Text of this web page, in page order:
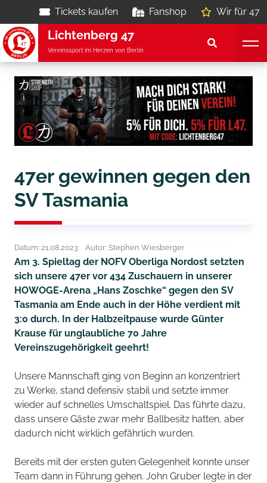
Tickets kaufen Fanshop Wir für 47
Lichtenberg 47
Vereinssport im Herzen von Berlin
47er gewinnen gegen den
SV Tasmania
Datum: 21.08.2023 Autor: Stephen Wiesberger
Am 3. Spieltag der NOFV Oberliga Nordost setzten
sich unsere 47er vor 434 Zuschauern in unserer
HOWOGE-Arena „Hans Zoschke“ gegen den SV
Tasmania am Ende auch in der Höhe verdient mit
3:0 durch. In der Halbzeitpause wurde Günter
Krause für unglaubliche 70 Jahre
Vereinszugehörigkeit geehrt!
Unsere Mannschaft ging von Beginn an konzentriert
zu Werke, stand defensiv stabil und setzte immer
wieder auf schnelles Umschaltspiel. Das führte dazu,
dass unsere Gäste zwar mehr Ballbesitz hatten, aber
dadurch nicht wirklich gefährlich wurden.
Bereits mit der ersten guten Gelegenheit konnte unser
Team dann in Führung gehen. John Gruber legte in der